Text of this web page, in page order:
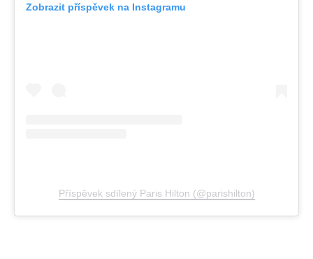
Zobrazit příspěvek na Instagramu
Příspěvek sdílený Paris Hilton (@parishilton)